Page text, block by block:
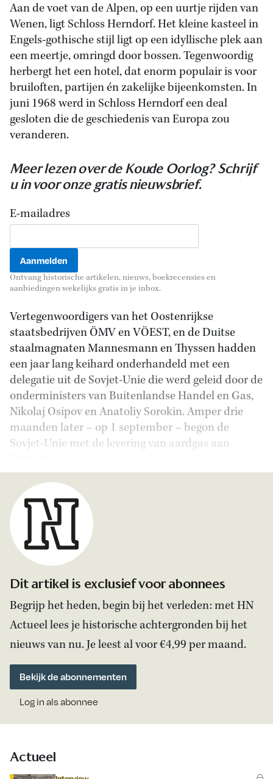
Aan de voet van de Alpen, op een uurtje rijden van
Wenen, ligt Schloss Herndorf. Het kleine kasteel in
Engels-gothische stijl ligt op een idyllische plek aan
een meertje, omringd door bossen. Tegenwoordig
herbergt het een hotel, dat enorm populair is voor
bruiloften, partijen én zakelijke bijeenkomsten. In
juni 1968 werd in Schloss Herndorf een deal
gesloten die de geschiedenis van Europa zou
veranderen.
Meer lezen over de Koude Oorlog? Schrijf
u in voor onze gratis nieuwsbrief.
E-mailadres
Ontvang historische artikelen, nieuws, boekrecensies en
aanbiedingen wekelijks gratis in je inbox.
Vertegenwoordigers van het Oostenrijkse
staatsbedrijven ÖMV en VÖEST, en de Duitse
staalmagnaten Mannesmann en Thyssen hadden
een jaar lang keihard onderhandeld met een
delegatie uit de Sovjet-Unie die werd geleid door de
onderministers van Buitenlandse Handel en Gas,
Nikolaj Osipov en Anatoliy Sorokin. Amper drie
maanden later – op 1 september – begon de
Sovjet-Unie met de levering van aardgas aan
Dit artikel is exclusief voor abonnees
Begrijp het heden, begin bij het verleden: met HN
Actueel lees je historische achtergronden bij het
nieuws van nu. Je leest al voor €4,99 per maand.
Bekijk de abonnementen
Log in als abonnee
Actueel